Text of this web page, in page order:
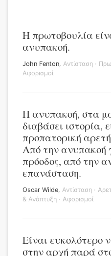
Η πρωτοβουλία
ανυπακοή.
John Fenton, Αντίσταση ·
Αφορισμοί
Η ανυπακοή, στα
διαβάσει ιστορία,
προπατορική
Από την ανυπακοή
πρόοδος, από την
επανάσταση.
Oscar Wilde, Αντίσταση ·
& Ανάπτυξη · Αφορισμοί
Είναι ευκολότερο
στην αρχή παρά